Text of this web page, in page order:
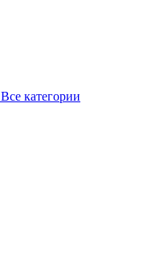
Все категории